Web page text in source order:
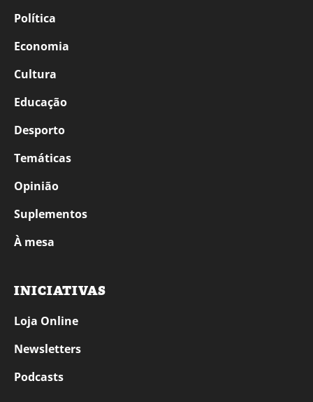
Política
Economia
Cultura
Educação
Desporto
Temáticas
Opinião
Suplementos
À mesa
INICIATIVAS
Loja Online
Newsletters
Podcasts